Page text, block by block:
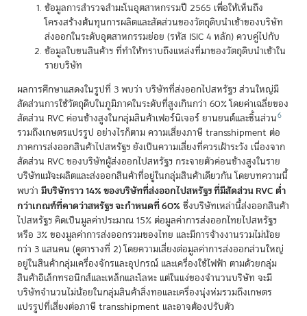
ข้อมูลการสำรวจสำมะโนอุตสาหกรรมปี 2565 เพื่อให้เห็นถึง
โครงสร้างต้นทุนการผลิตและสัดส่วนของวัตถุดิบนำเข้าของบริษัท
ส่งออกในระดับอุตสาหกรรมย่อย (รหัส ISIC 4 หลัก) ควบคู่ไปกับ
ข้อมูลใบขนสินค้าฯ ที่ทำให้ทราบถึงแหล่งที่มาของวัตถุดิบนำเข้าใน
รายบริษัท
ผลการศึกษาแสดงในรูปที่ 3 พบว่า บริษัทที่ส่งออกไปสหรัฐฯ ส่วนใหญ่มี
สัดส่วนการใช้วัตถุดิบในภูมิภาคในระดับที่สูงเกินกว่า 60% โดยค่าเฉลี่ยของ
สัดส่วน RVC ค่อนข้างสูงในกลุ่มสินค้าเฟอร์นิเจอร์ ยานยนต์และชิ้นส่วน6
รวมถึงเกษตรแปรรูป อย่างไรก็ตาม ความเสี่ยงภาษี transshipment ต่อ
ภาคการส่งออกสินค้าไปสหรัฐฯ ยังเป็นความเสี่ยงที่ควรเฝ้าระวัง เนื่องจาก
สัดส่วน RVC ของบริษัทผู้ส่งออกไปสหรัฐฯ กระจายตัวค่อนข้างสูงในราย
บริษัทแม้จะผลิตและส่งออกสินค้าที่อยู่ในกลุ่มสินค้าเดียวกัน โดยบทความนี้
พบว่า มีบริษัทราว 14% ของบริษัทที่ส่งออกไปสหรัฐฯ ที่มีสัดส่วน RVC ต่ำ
กว่าเกณฑ์ที่คาดว่าสหรัฐฯ จะกำหนดที่ 60% ซึ่งบริษัทเหล่านี้ส่งออกสินค้า
ไปสหรัฐฯ คิดเป็นมูลค่าประมาณ 15% ต่อมูลค่าการส่งออกไทยไปสหรัฐฯ
หรือ 3% ของมูลค่าการส่งออกรวมของไทย และมีการจ้างงานรวมไม่น้อย
กว่า 3 แสนคน (ดูตารางที่ 2) โดยความเสี่ยงต่อมูลค่าการส่งออกส่วนใหญ่
อยู่ในสินค้ากลุ่มเครื่องจักรและอุปกรณ์ และเครื่องใช้ไฟฟ้า ตามด้วยกลุ่ม
สินค้าอิเล็กทรอนิกส์และเหล็กและโลหะ แต่ในแง่ของจำนวนบริษัท จะมี
บริษัทจำนวนไม่น้อยในกลุ่มสินค้าสิ่งทอและเครื่องนุ่งห่มรวมถึงเกษตร
แปรรูปที่เสี่ยงต่อภาษี transshipment และอาจต้องปรับตัว